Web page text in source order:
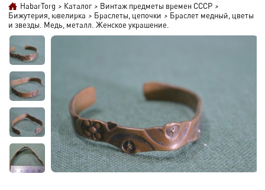
HabarTorg > Каталог > Винтаж предметы времен СССР >
Бижутерия, ювелирка > Браслеты, цепочки > Браслет медный, цветы
и звезды. Медь, металл. Женское украшение.